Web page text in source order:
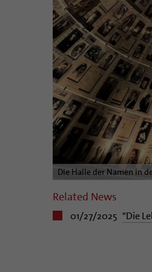
Die Halle der Namen in
Related News
01/27/2025 "Die